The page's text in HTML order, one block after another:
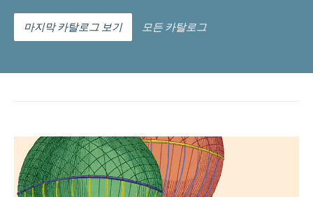
마지막 카탈로그 보기 모든 카탈로그